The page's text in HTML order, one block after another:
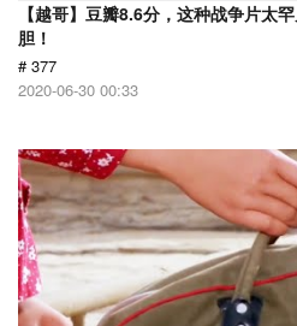
【越哥】豆瓣8.6分，这种战争片太
胆！
# 377
2020-06-30 00:33